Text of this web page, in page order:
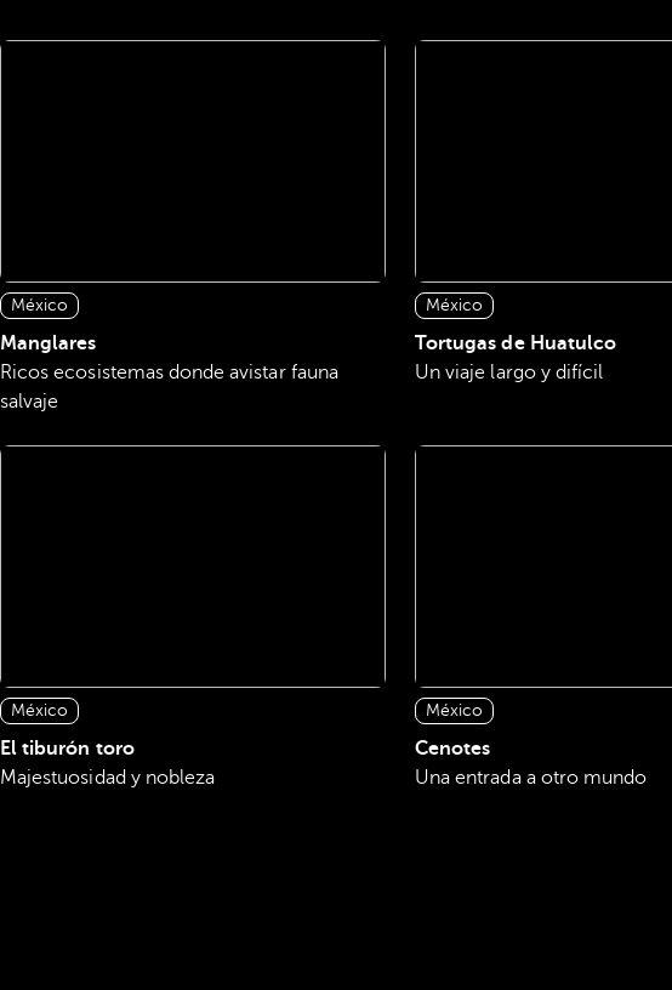
México
Manglares
Ricos ecosistemas donde avistar fauna
salvaje
México
Tortugas de Huatulco
Un viaje largo y difícil
México
El tiburón toro
Majestuosidad y nobleza
México
Cenotes
Una entrada a otro mundo